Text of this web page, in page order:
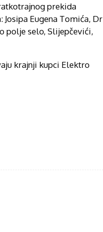
prekida
Eugena Tomića, Dr
polje selo, Slijepčevići,
krajnji kupci Elektro